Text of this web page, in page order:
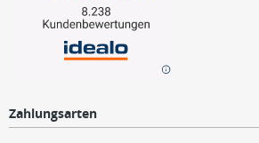
Zahlungsarten